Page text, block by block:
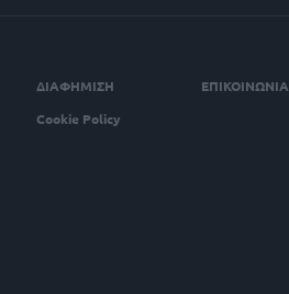
ΔΙΑΦΗΜΙΣΗ
ΕΠΙΚΟΙΝΩΝΙΑ
Cookie Policy